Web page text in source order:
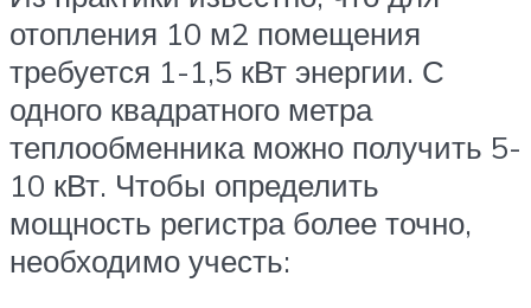
отопления 10 м2 помещения
требуется 1-1,5 кВт энергии. С
одного квадратного метра
теплообменника можно получить 5-
10 кВт. Чтобы определить
мощность регистра более точно,
необходимо учесть: